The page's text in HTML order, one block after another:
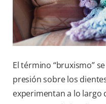
El término “bruxismo”
presión sobre los
experimentan a lo largo